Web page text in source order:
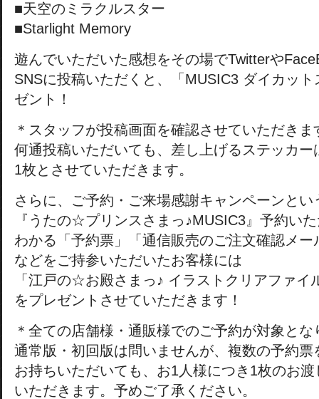
■天空のミラクルスター
■Starlight Memory
遊んでいただいた感想をその場でTwitterや
SNSに投稿いただくと、「MUSIC3 ダイカッ
ゼント！
＊スタッフが投稿画面を確認させていただきま
何通投稿いただいても、差し上げるステッカー
1枚とさせていただきます。
さらに、ご予約・ご来場感謝キャンペーンとい
『うたの☆プリンスさまっ♪MUSIC3』予約い
わかる「予約票」「通信販売のご注文確認メ
などをご持参いただいたお客様には
「江戸の☆お殿さまっ♪ イラストクリアファイ
をプレゼントさせていただきます！
＊全ての店舗様・通販様でのご予約が対象とな
通常版・初回版は問いませんが、複数の予約票
お持ちいただいても、お1人様につき1枚のお
いただきます。予めご了承ください。